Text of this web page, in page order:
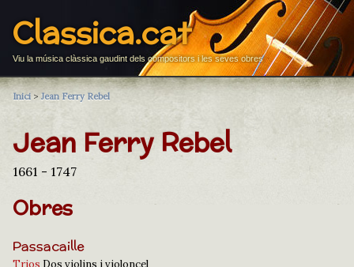
Classica.cat
Viu la música clàssica gaudint dels compositors i les seves obres
Inici > Jean Ferry Rebel
Jean Ferry Rebel
1661 - 1747
Obres
Passacaille